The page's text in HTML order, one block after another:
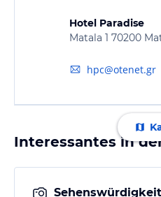
Hotel Paradise
Matala 1 70200
hpc@otenet.gr
Interessantes in